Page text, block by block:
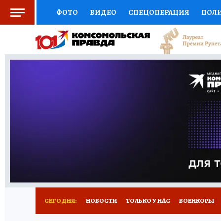
ФОТО ВИДЕО СПЕЦОПЕРАЦИЯ
СОЦПОДДЕРЖКА НАУКА СПОРТ
ВЫБОР ЭКСПЕРТОВ ДОКТОР
ПРОГНОЗЫ НА СПОРТ
НОВОЕ
СЕГОДНЯ: НОВОСТИ ТОЛЬКО У НАС ВОЕНКОРЫ